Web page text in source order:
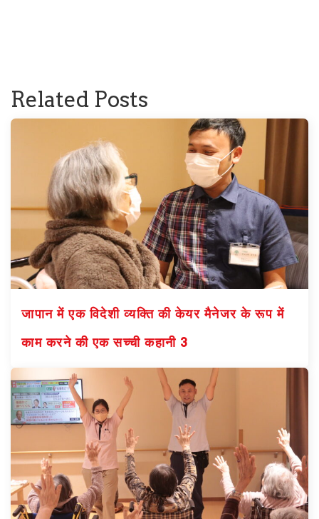
Related Posts
जापान में एक विदेशी व्यक्ति की केयर मैनेजर के रूप में
काम करने की एक सच्ची कहानी 3